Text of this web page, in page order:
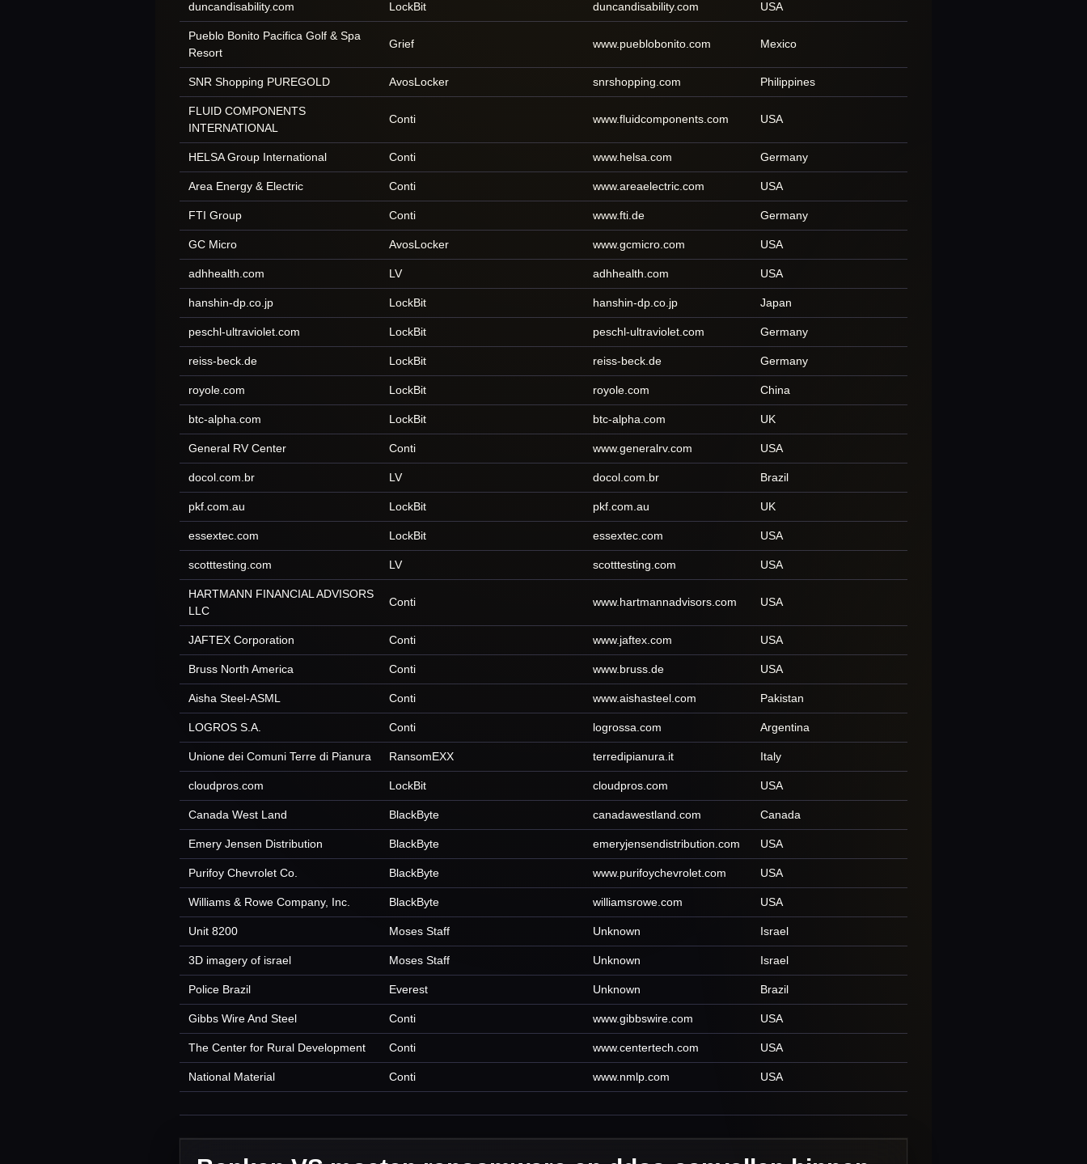
duncandisability.com LockBit duncandisability.com USA
Pueblo Bonito Pacifica Golf & Spa
Resort
Grief www.pueblobonito.com Mexico
SNR Shopping PUREGOLD AvosLocker snrshopping.com Philippines
FLUID COMPONENTS
INTERNATIONAL
Conti www.fluidcomponents.com USA
HELSA Group International Conti www.helsa.com Germany
Area Energy & Electric Conti www.areaelectric.com USA
FTI Group Conti www.fti.de Germany
GC Micro AvosLocker www.gcmicro.com USA
adhhealth.com LV adhhealth.com USA
hanshin-dp.co.jp LockBit hanshin-dp.co.jp Japan
peschl-ultraviolet.com LockBit peschl-ultraviolet.com Germany
reiss-beck.de LockBit reiss-beck.de Germany
royole.com LockBit royole.com China
btc-alpha.com LockBit btc-alpha.com UK
General RV Center Conti www.generalrv.com USA
docol.com.br LV docol.com.br Brazil
pkf.com.au LockBit pkf.com.au UK
essextec.com LockBit essextec.com USA
scotttesting.com LV scotttesting.com USA
HARTMANN FINANCIAL ADVISORS
LLC
Conti www.hartmannadvisors.com USA
JAFTEX Corporation Conti www.jaftex.com USA
Bruss North America Conti www.bruss.de USA
Aisha Steel-ASML Conti www.aishasteel.com Pakistan
LOGROS S.A. Conti logrossa.com Argentina
Unione dei Comuni Terre di Pianura RansomEXX terredipianura.it Italy
cloudpros.com LockBit cloudpros.com USA
Canada West Land BlackByte canadawestland.com Canada
Emery Jensen Distribution BlackByte emeryjensendistribution.com USA
Purifoy Chevrolet Co. BlackByte www.purifoychevrolet.com USA
Williams & Rowe Company, Inc. BlackByte williamsrowe.com USA
Unit 8200 Moses Staff Unknown Israel
3D imagery of israel Moses Staff Unknown Israel
Police Brazil Everest Unknown Brazil
Gibbs Wire And Steel Conti www.gibbswire.com USA
The Center for Rural Development Conti www.centertech.com USA
National Material Conti www.nmlp.com USA